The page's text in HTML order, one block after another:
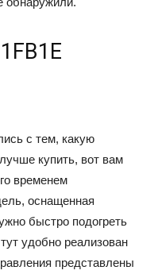
с тем, какую
купить, вот вам
временем
оснащенная
быстро подогреть
удобно реализован
представлены